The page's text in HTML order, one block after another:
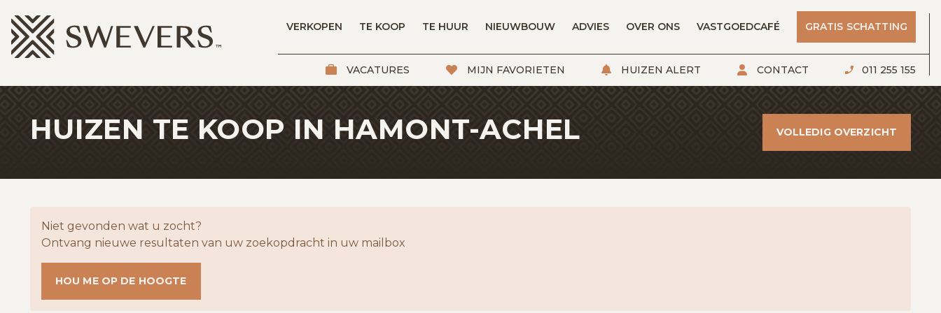
VACATURES MIJN FAVORIETEN HUIZEN ALERT CONTACT 011 255 155
VERKOPEN TE KOOP TE HUUR NIEUWBOUW ADVIES OVER ONS VASTGOEDCAFÉ GRATIS SCHATTING
HUIZEN TE KOOP IN HAMONT-ACHEL VOLLEDIG OVERZICHT
Niet gevonden wat u zocht?
Ontvang nieuwe resultaten van uw zoekopdracht in uw mailbox
HOU ME OP DE HOOGTE